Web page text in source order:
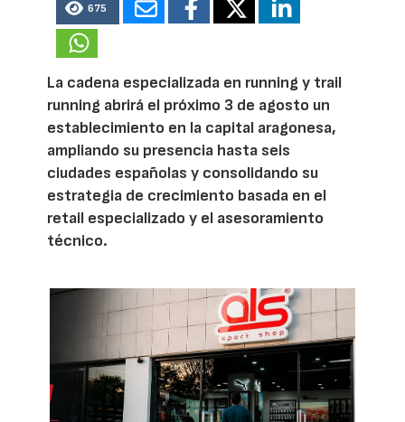
675
La cadena especializada en running y trail
running abrirá el próximo 3 de agosto un
establecimiento en la capital aragonesa,
ampliando su presencia hasta seis
ciudades españolas y consolidando su
estrategia de crecimiento basada en el
retail especializado y el asesoramiento
técnico.